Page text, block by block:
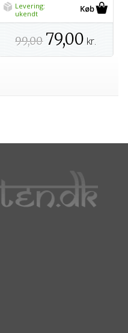
Levering:
ukendt
99,00 79,00 kr.